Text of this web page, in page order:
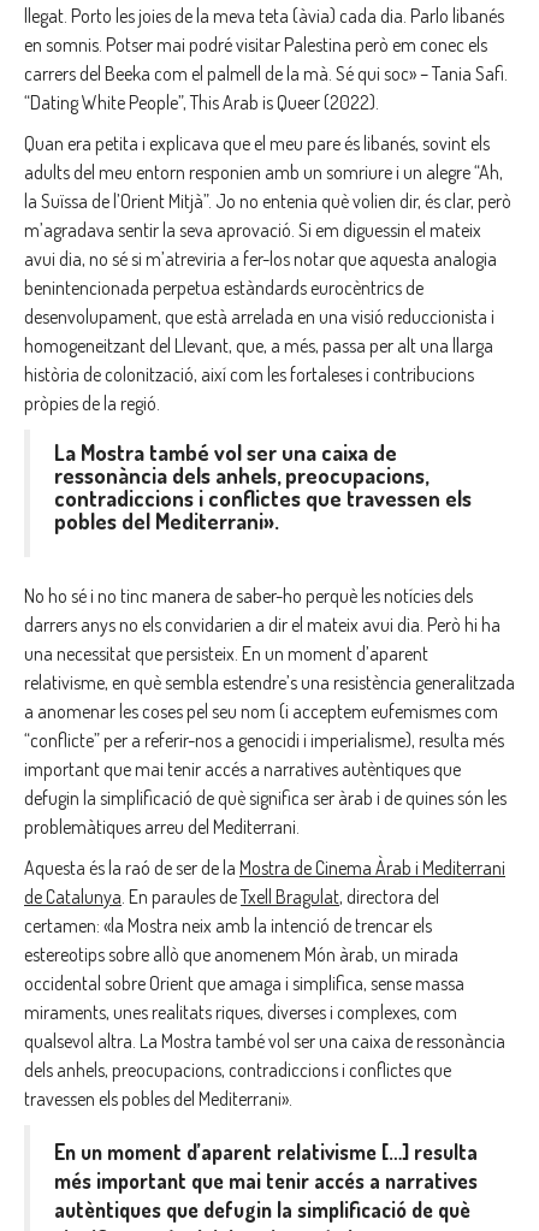
llegat. Porto les joies de la meva teta (àvia) cada dia. Parlo libanés
en somnis. Potser mai podré visitar Palestina però em conec els
carrers del Beeka com el palmell de la mà. Sé qui soc» – Tania Safi.
“Dating White People”, This Arab is Queer (2022).
Quan era petita i explicava que el meu pare és libanés, sovint els
adults del meu entorn responien amb un somriure i un alegre “Ah,
la Suïssa de l’Orient Mitjà”. Jo no entenia què volien dir, és clar, però
m’agradava sentir la seva aprovació. Si em diguessin el mateix
avui dia, no sé si m’atreviria a fer-los notar que aquesta analogia
benintencionada perpetua estàndards eurocèntrics de
desenvolupament, que està arrelada en una visió reduccionista i
homogeneitzant del Llevant, que, a més, passa per alt una llarga
història de colonització, així com les fortaleses i contribucions
pròpies de la regió.
La Mostra també vol ser una caixa de
ressonància dels anhels, preocupacions,
contradiccions i conflictes que travessen els
pobles del Mediterrani».
No ho sé i no tinc manera de saber-ho perquè les notícies dels
darrers anys no els convidarien a dir el mateix avui dia. Però hi ha
una necessitat que persisteix. En un moment d’aparent
relativisme, en què sembla estendre’s una resistència generalitzada
a anomenar les coses pel seu nom (i acceptem eufemismes com
“conflicte” per a referir-nos a genocidi i imperialisme), resulta més
important que mai tenir accés a narratives autèntiques que
defugin la simplificació de què significa ser àrab i de quines són les
problemàtiques arreu del Mediterrani.
Aquesta és la raó de ser de la Mostra de Cinema Àrab i Mediterrani
de Catalunya. En paraules deTxell Bragulat, directora del
certamen: «la Mostra neix amb la intenció de trencar els
estereotips sobre allò que anomenem Món àrab, un mirada
occidental sobre Orient que amaga i simplifica, sense massa
miraments, unes realitats riques, diverses i complexes, com
qualsevol altra. La Mostra també vol ser una caixa de ressonància
dels anhels, preocupacions, contradiccions i conflictes que
travessen els pobles del Mediterrani».
En un moment d’aparent relativisme […] resulta
més important que mai tenir accés a narratives
autèntiques que defugin la simplificació de què